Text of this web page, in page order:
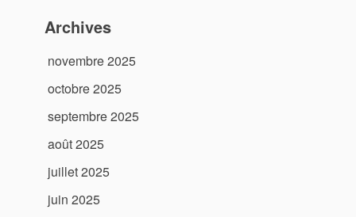
Archives
novembre 2025
octobre 2025
septembre 2025
août 2025
juillet 2025
juin 2025